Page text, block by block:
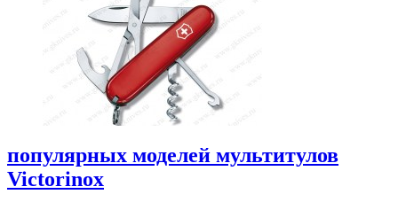
популярных моделей мультитулов
Victorinox